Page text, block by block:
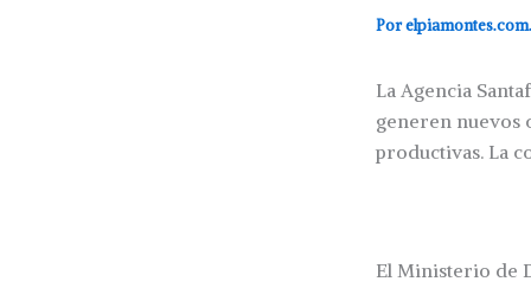
Por
La Agencia
generen nuevos
productivas. La
El Ministerio de